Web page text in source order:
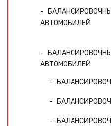
АВТОМОБИЛЕЙ
АВТОМОБИЛЕЙ